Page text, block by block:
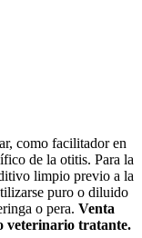
como facilitador en
de la otitis. Para la
limpio previo a la
puro o diluido
o pera. Venta
veterinario tratante.